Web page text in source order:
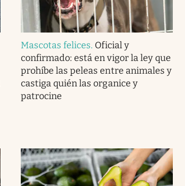
Mascotas felices. Oficial y
confirmado: está en vigor la ley que
prohíbe las peleas entre animales y
castiga quién las organice y
patrocine